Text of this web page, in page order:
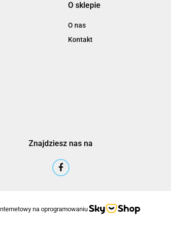
3M Post-It
O sklepie
O nas
Kontakt
Znajdziesz nas na
na oprogramowaniu